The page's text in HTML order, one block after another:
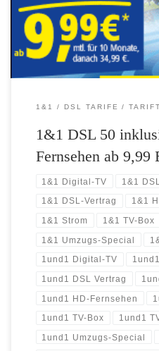
Fernsehen mit über 50 Sendern in
DSL-Vertrag 1&1 Digital-TV […]
1&1 DSL TARIFE
1&1 DSL 50
Fernsehen ab 9,99
1&1 Digital-TV 1&1 DSL
1&1 DSL-Vertrag 1&1
1&1 Strom 1&1 TV-Box
1&1 Umzugs-Special
1und1 Digital-TV
1und1 DSL Vertrag
1und1 HD-Fernsehen
1und1 TV-Box 1und1
1und1 Umzugs-Special